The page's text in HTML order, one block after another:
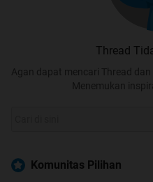
Thread
Agan dapat mencari Thread
Menemukan
Komunitas Pilihan